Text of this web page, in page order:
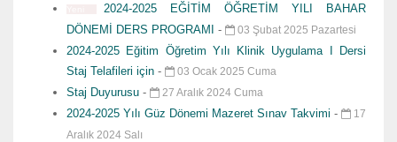
2024-2025 EĞİTİM ÖĞRETİM YILI BAHAR
DÖNEMİ DERS PROGRAMI - 03 Şubat 2025 Pazartesi
2024-2025 Eğitim Öğretim Yılı Klinik Uygulama I Dersi
Staj Telafileri için - 03 Ocak 2025 Cuma
Staj Duyurusu - 27 Aralık 2024 Cuma
2024-2025 Yılı Güz Dönemi Mazeret Sınav Takvimi -
17
Aralık 2024 Salı